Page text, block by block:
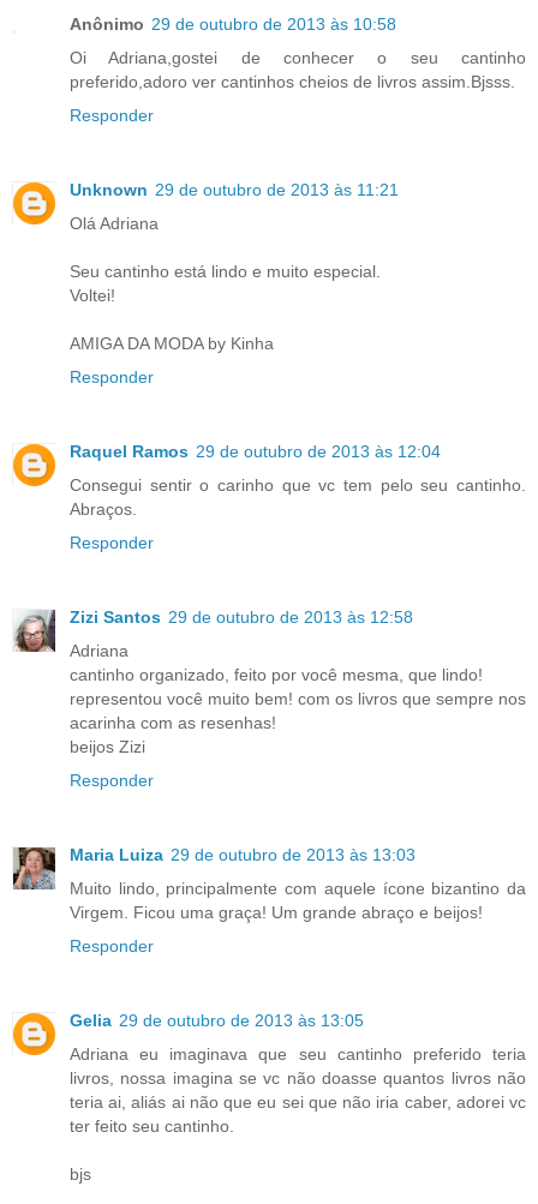
Anônimo 29 de outubro de 2013 às 10:58
Oi Adriana,gostei de conhecer o seu cantinho
preferido,adoro ver cantinhos cheios de livros assim.Bjsss.
Responder
Unknown 29 de outubro de 2013 às 11:21
Olá Adriana
Seu cantinho está lindo e muito especial.
Voltei!
AMIGA DA MODA by Kinha
Responder
Raquel Ramos 29 de outubro de 2013 às 12:04
Consegui sentir o carinho que vc tem pelo seu cantinho.
Abraços.
Responder
Zizi Santos 29 de outubro de 2013 às 12:58
Adriana
cantinho organizado, feito por você mesma, que lindo!
representou você muito bem! com os livros que sempre nos
acarinha com as resenhas!
beijos Zizi
Responder
Maria Luiza 29 de outubro de 2013 às 13:03
Muito lindo, principalmente com aquele ícone bizantino da
Virgem. Ficou uma graça! Um grande abraço e beijos!
Responder
Gelia 29 de outubro de 2013 às 13:05
Adriana eu imaginava que seu cantinho preferido teria
livros, nossa imagina se vc não doasse quantos livros não
teria ai, aliás ai não que eu sei que não iria caber, adorei vc
ter feito seu cantinho.
bjs